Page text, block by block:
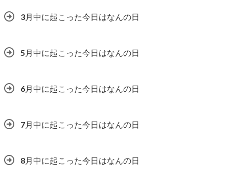
3月中に起こった今日はなんの日
5月中に起こった今日はなんの日
6月中に起こった今日はなんの日
7月中に起こった今日はなんの日
8月中に起こった今日はなんの日